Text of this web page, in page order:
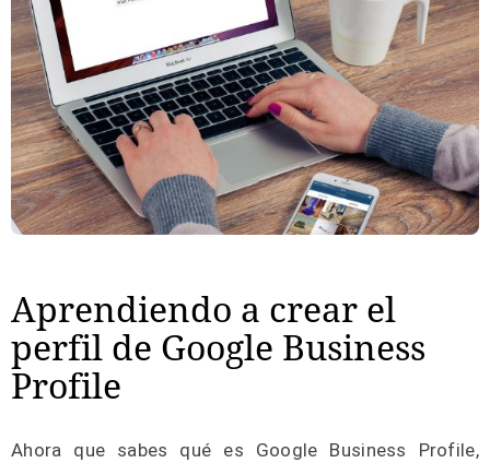
Aprendiendo a crear el
perfil de Google Business
Profile
Ahora que sabes qué es Google Business Profile,